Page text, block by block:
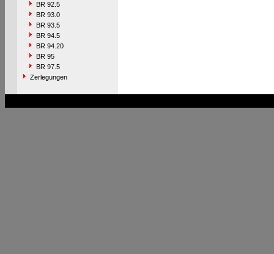
BR 92.5
BR 93.0
BR 93.5
BR 94.5
BR 94.20
BR 95
BR 97.5
Zerlegungen